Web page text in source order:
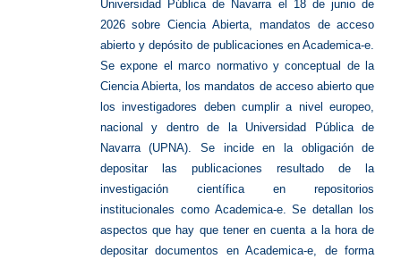
Universidad Pública de Navarra el 18 de junio de
2026 sobre Ciencia Abierta, mandatos de acceso
abierto y depósito de publicaciones en Academica-e.
Se expone el marco normativo y conceptual de la
Ciencia Abierta, los mandatos de acceso abierto que
los investigadores deben cumplir a nivel europeo,
nacional y dentro de la Universidad Pública de
Navarra (UPNA). Se incide en la obligación de
depositar las publicaciones resultado de la
investigación científica en repositorios
institucionales como Academica-e. Se detallan los
aspectos que hay que tener en cuenta a la hora de
depositar documentos en Academica-e, de forma